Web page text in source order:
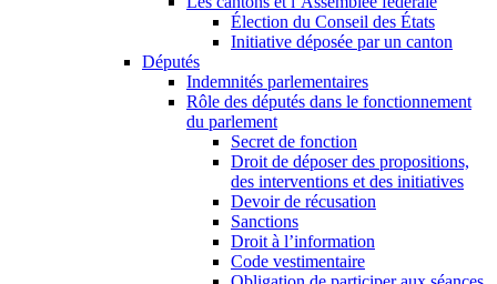
Élection du Conseil des États
Initiative déposée par un canton
Députés
Indemnités parlementaires
Rôle des députés dans le fonctionnement
du parlement
Secret de fonction
Droit de déposer des propositions,
des interventions et des initiatives
Devoir de récusation
Sanctions
Droit à l’information
Code vestimentaire